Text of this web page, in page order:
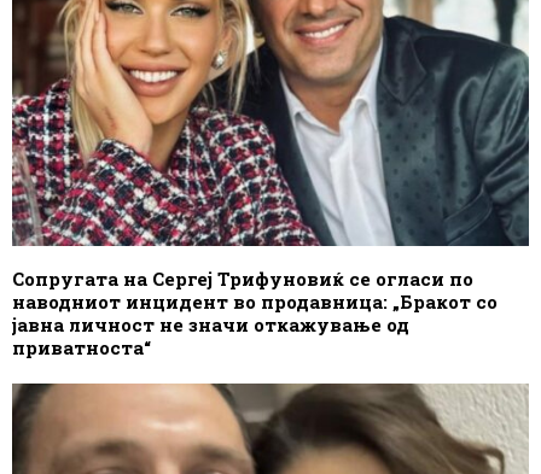
Сопругата на Сергеј Трифуновиќ се огласи по
наводниот инцидент во продавница: „Бракот со
јавна личност не значи откажување од
приватноста“